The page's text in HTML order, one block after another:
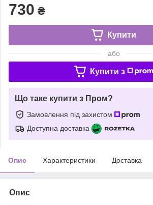
730 ₴
Купити
або
Купити з
Що таке купити з Пром?
Замовлення під захистом
Доступна доставка
Опис Характеристики Доставка
Опис